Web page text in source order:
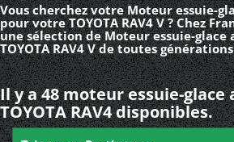
Vous cherchez votre Moteur essuie-
pour votre TOYOTA RAV4 V ? Chez
une sélection de Moteur essuie-
TOYOTA RAV4 V de toutes
Il y a 48 moteur essuie-glace
TOYOTA RAV4 disponibles.